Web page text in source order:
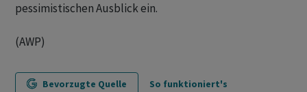
pessimistischen Ausblick ein.
(AWP)
Bevorzugte Quelle So funktioniert's